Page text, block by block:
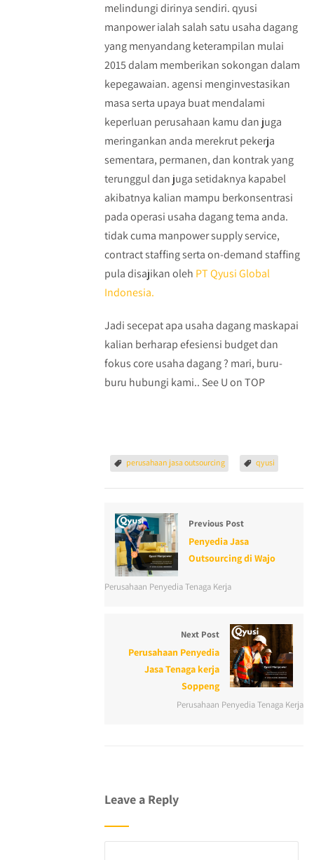
melindungi dirinya sendiri. qyusi
manpower ialah salah satu usaha dagang
yang menyandang keterampilan mulai
2015 dalam memberikan sokongan dalam
kepegawaian. agensi menginvestasikan
masa serta upaya buat mendalami
keperluan perusahaan kamu dan juga
meringankan anda merekrut pekerja
sementara, permanen, dan kontrak yang
terunggul dan juga setidaknya kapabel
akibatnya kalian mampu berkonsentrasi
pada operasi usaha dagang tema anda.
tidak cuma manpower supply service,
contract staffing serta on-demand staffing
pula disajikan oleh PT Qyusi Global
Indonesia.
Jadi secepat apa usaha dagang maskapai
kalian berharap efesiensi budget dan
fokus core usaha dagang ? mari, buru-
buru hubungi kami.. See U on TOP
perusahaan jasa outsourcing qyusi
Previous Post
Penyedia Jasa
Outsourcing di Wajo
Perusahaan Penyedia Tenaga Kerja
Next Post
Perusahaan Penyedia
Jasa Tenaga kerja
Soppeng
Perusahaan Penyedia Tenaga Kerja
Leave a Reply